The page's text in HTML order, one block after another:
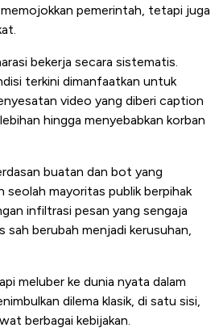
pemerintah, tetapi juga
bekerja secara sistematis.
terkini dimanfaatkan untuk
video yang diberi caption
hingga menyebabkan korban
buatan dan bot yang
mayoritas publik berpihak
infiltrasi pesan yang sengaja
sah berubah menjadi kerusuhan,
meluber ke dunia nyata dalam
dilema klasik, di satu sisi,
berbagai kebijakan.